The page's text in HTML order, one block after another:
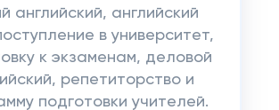
английский, английский
в университет,
к экзаменам, деловой
репетиторство и
подготовки учителей.